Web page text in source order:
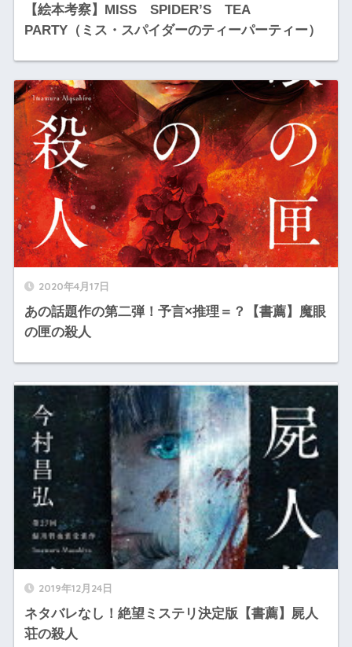
【絵本考察】MISS SPIDER’S TEA
PARTY（ミス・スパイダーのティーパーティー）
2020年4月17日
あの話題作の第二弾！予言×推理＝？【書薦】魔眼
の匣の殺人
2019年12月24日
ネタバレなし！絶望ミステリ決定版【書薦】屍人
荘の殺人